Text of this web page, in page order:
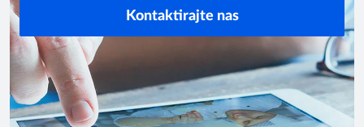
Kontaktirajte nas